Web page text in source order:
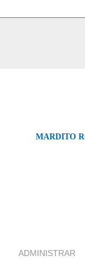
MARDITO
ADMINISTRAR